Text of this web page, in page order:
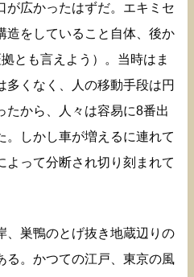
が広かったはずだ。エキミセ
造をしていること自体、後か
とも言えよう）。当時はま
多くなく、人の移動手段は円
たから、人々は容易に8番出
。しかし車が増えるに連れて
よって分断され切り刻まれて
、巣鴨のとげ抜き地蔵辺りの
る。かつての江戸、東京の風